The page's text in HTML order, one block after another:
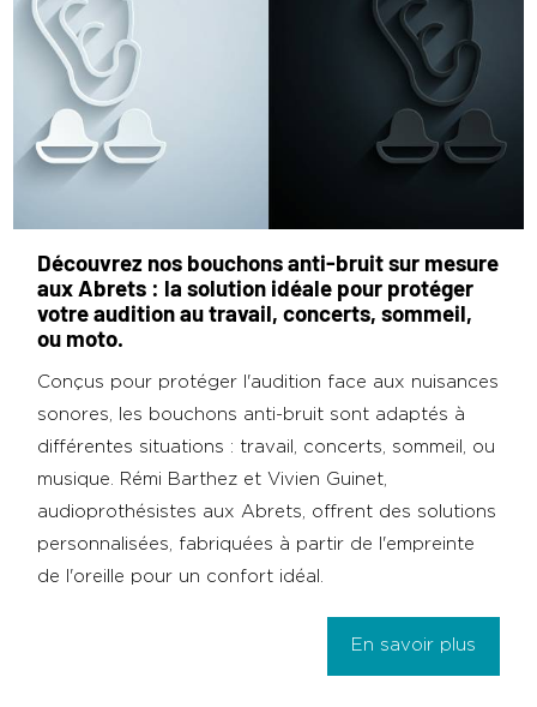
Découvrez nos bouchons anti-bruit sur mesure
aux Abrets : la solution idéale pour protéger
votre audition au travail, concerts, sommeil,
ou moto.
Conçus pour protéger l'audition face aux nuisances
sonores, les bouchons anti-bruit sont adaptés à
différentes situations : travail, concerts, sommeil, ou
musique. Rémi Barthez et Vivien Guinet,
audioprothésistes aux Abrets, offrent des solutions
personnalisées, fabriquées à partir de l'empreinte
de l'oreille pour un confort idéal.
En savoir plus